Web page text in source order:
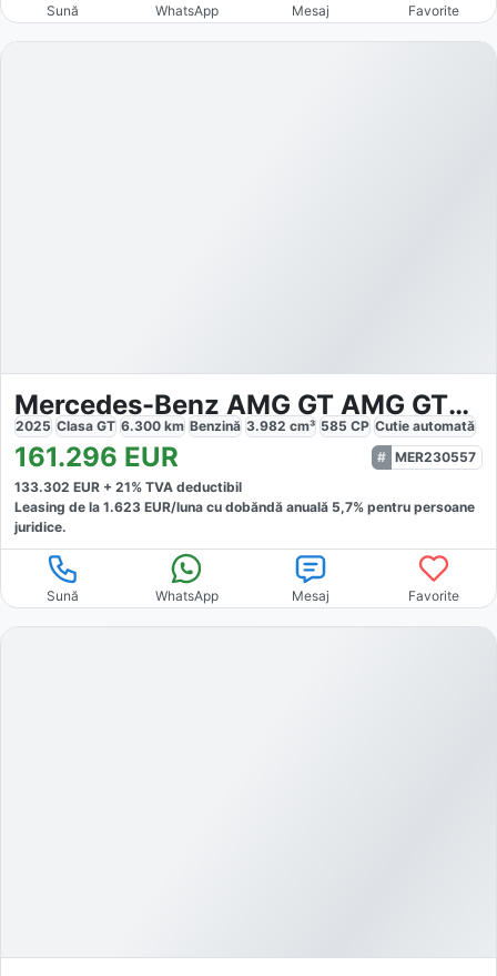
Sună WhatsApp Mesaj Favorite
Mercedes-Benz AMG GT AMG GT63 4M
2025 Clasa GT 6.300 km Benzină 3.982 cm³ 585 CP Cutie automată
161.296 EUR
MER230557
133.302 EUR + 21% TVA deductibil
Leasing de la 1.623 EUR/luna cu dobăndă anuală 5,7% pentru persoane
juridice.
Sună WhatsApp Mesaj Favorite